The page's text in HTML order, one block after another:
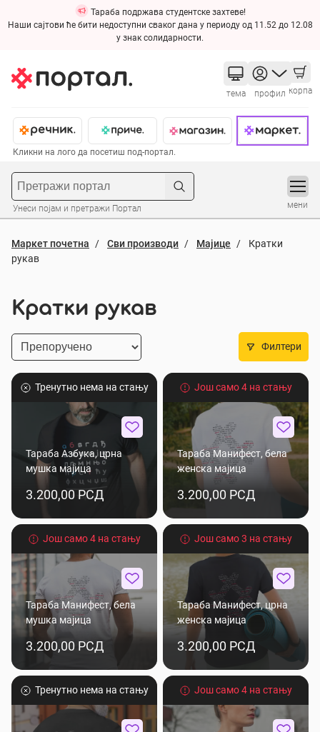
Тараба подржава студентске захтеве!
Наши сајтови ће бити недоступни сваког дана у периоду од 11.52 до 12.08
у знак солидарности.
тема профил корпа
Кликни на лого да посетиш под-портал.
Унеси појам и претражи Портал мени
Маркет почетна Сви производи Мајице
Кратки
рукав
Кратки рукав
Филтери
Тренутно нема на стању
Тараба Азбука, црна
мушка мајица
3.200,00 РСД
Још само 4 на стању
Тараба Манифест, бела
женска мајица
3.200,00 РСД
Још само 4 на стању
Тараба Манифест, бела
мушка мајица
3.200,00 РСД
Још само 3 на стању
Тараба Манифест, црна
женска мајица
3.200,00 РСД
Тренутно нема на стању Још само 4 на стању